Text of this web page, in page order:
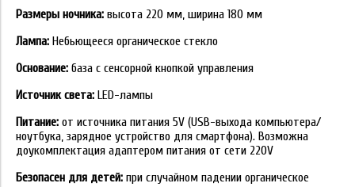
Размеры ночника: высота 220 мм, ширина 180 мм
Лампа: Небьющееся органическое стекло
Основание: база с сенсорной кнопкой управления
Источник света: LED-лампы
Питание: от источника питания 5V (USB-выхода компьютера/
ноутбука, зарядное устройство для смартфона). Возможна
доукомплектация адаптером питания от сети 220V
Безопасен для детей: при случайном падении органическое